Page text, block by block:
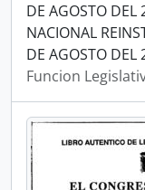
DE AGOSTO DEL
NACIONAL
DE AGOSTO DEL
Funcion